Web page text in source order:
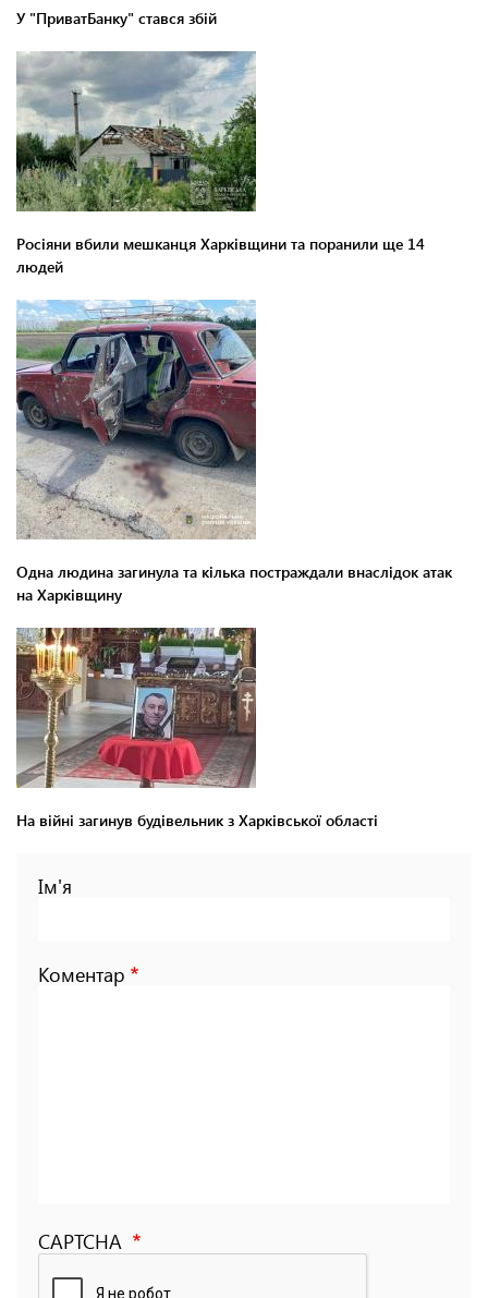
У "ПриватБанку" стався збій
Росіяни вбили мешканця Харківщини та поранили ще 14
людей
Одна людина загинула та кілька постраждали внаслідок атак
на Харківщину
На війні загинув будівельник з Харківської області
Ім'я
Коментар
CAPTCHA